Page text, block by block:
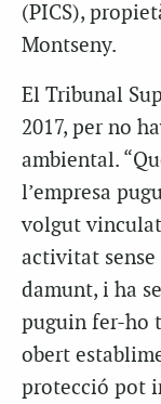
(PICS),
Montseny.
El Tribunal
2017, per no
ambiental.
l’empresa
volgut
activitat
damunt, i ha
puguin fer-ho
obert
protecció pot